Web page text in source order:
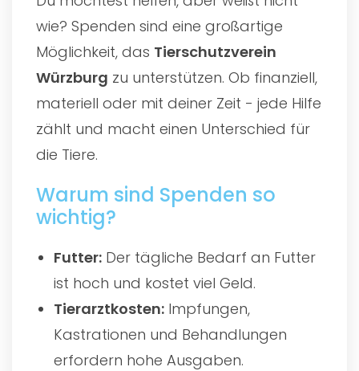
wie? Spenden sind eine großartige
Möglichkeit, das Tierschutzverein
Würzburg zu unterstützen. Ob finanziell,
materiell oder mit deiner Zeit - jede Hilfe
zählt und macht einen Unterschied für
die Tiere.
Warum sind Spenden so
wichtig?
Futter: Der tägliche Bedarf an Futter
ist hoch und kostet viel Geld.
Tierarztkosten: Impfungen,
Kastrationen und Behandlungen
erfordern hohe Ausgaben.